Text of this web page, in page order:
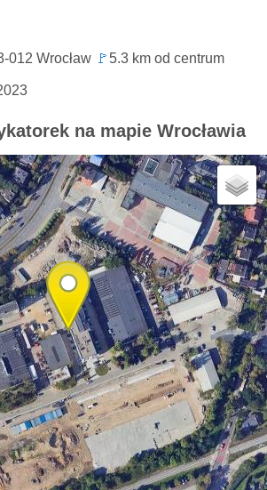
012 Wrocław 🚩 5.3 km od centrum
na mapie Wrocławia